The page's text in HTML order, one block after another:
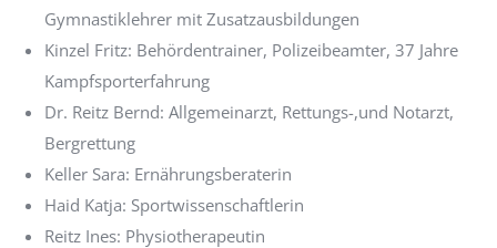
Gymnastiklehrer mit Zusatzausbildungen
Kinzel Fritz: Behördentrainer, Polizeibeamter, 37 Jahre
Kampfsporterfahrung
Dr. Reitz Bernd: Allgemeinarzt, Rettungs-,und Notarzt,
Bergrettung
Keller Sara: Ernährungsberaterin
Haid Katja: Sportwissenschaftlerin
Reitz Ines: Physiotherapeutin